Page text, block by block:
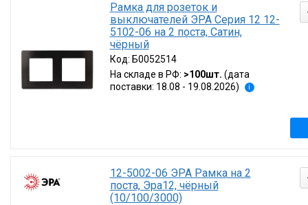
Рамка для розеток и
выключателей ЭРА Серия 12 12-
5102-06 на 2 поста, Сатин,
чёрный
Код: Б0052514
На складе в РФ: >100шт. (дата
поставки: 18.08 - 19.08.2026)
i
12-5002-06 ЭРА Рамка на 2
поста, Эра12, чёрный
(10/100/3000)